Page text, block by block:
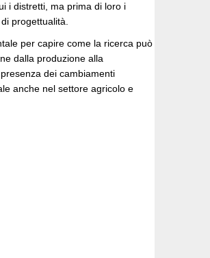
i distretti, ma prima di loro i
progettualità.
per capire come la ricerca può
dalla produzione alla
dei cambiamenti
anche nel settore agricolo e